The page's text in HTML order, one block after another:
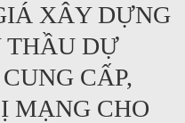
XÂY DỰNG
DỰ
CẤP,
MẠNG CHO